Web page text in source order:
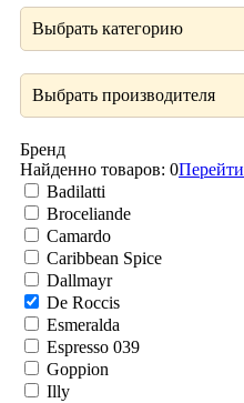
Выбрать категорию
Выбрать производителя
Бренд
Найденно товаров: 0Перейти
Badilatti
Broceliande
Camardo
Caribbean Spice
Dallmayr
De Roccis
Esmeralda
Espresso 039
Goppion
Illy